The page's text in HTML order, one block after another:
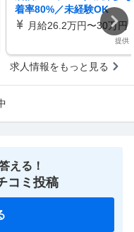
着率80%／未経験OK
月給26.2万円〜30万円
提供
求人情報をもっと見る
える！
コミ投稿